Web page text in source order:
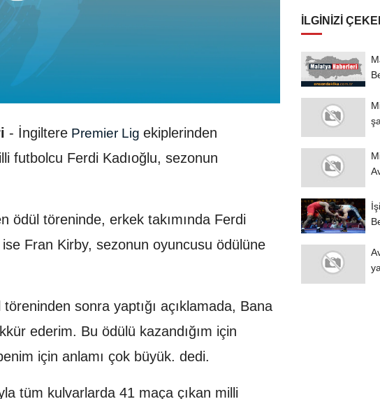
- İngiltere Premier Lig ekiplerinden
futbolcu Ferdi Kadıoğlu, sezonun
ödül töreninde, erkek takımında Ferdi
ise Fran Kirby, sezonun oyuncusu ödülüne
sonra yaptığı açıklamada, Bana
ederim. Bu ödülü kazandığım için
için anlamı çok büyük. dedi.
tüm kulvarlarda 41 maça çıkan milli
İLGINIZI